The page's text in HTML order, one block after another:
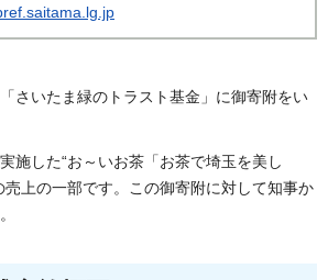
さいたま緑のトラスト基金」に御寄附をい
施した“お～いお茶「お茶で埼玉を美し
売上の一部です。この御寄附に対して知事か